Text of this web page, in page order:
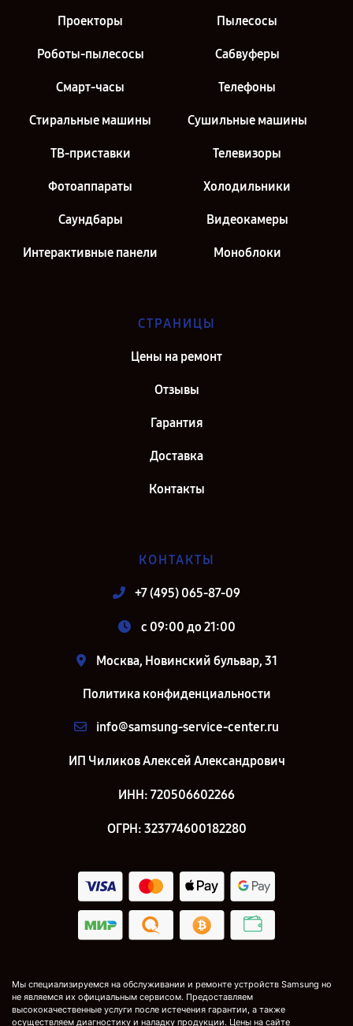
Проекторы Пылесосы
Роботы-пылесосы Сабвуферы
Смарт-часы Телефоны
Стиральные машины Сушильные машины
ТВ-приставки Телевизоры
Фотоаппараты Холодильники
Саундбары Видеокамеры
Интерактивные панели Моноблоки
СТРАНИЦЫ
Цены на ремонт
Отзывы
Гарантия
Доставка
Контакты
КОНТАКТЫ
+7 (495) 065-87-09
c 09:00 до 21:00
Москва, Новинский бульвар, 31
Политика конфиденциальности
info@samsung-service-center.ru
ИП Чиликов Алексей Александрович
ИНН: 720506602266
ОГРН: 323774600182280
Мы специализируемся на обслуживании и ремонте устройств Samsung но
не являемся их официальным сервисом. Предоставляем
высококачественные услуги после истечения гарантии, а также
осуществляем диагностику и наладку продукции. Цены на сайте